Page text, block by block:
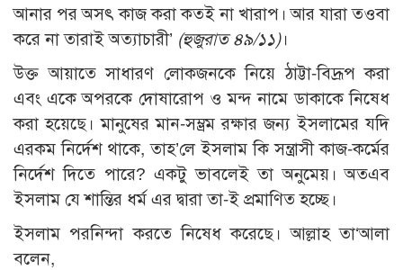
আনার পর অসৎ কাজ করা কতই না খারাপ। আর যারা তওবা
করে না তারাই অত্যাচারী’ (হুজুরাত ৪৯/১১)।
উক্ত আয়াতে সাধারণ লোকজনকে নিয়ে ঠাট্টা-বিদ্রূপ করা
এবং একে অপরকে দোষারোপ ও মন্দ নামে ডাকাকে নিষেধ
করা হয়েছে। মানুষের মান-সম্ভ্রম রক্ষার জন্য ইসলামের যদি
এরকম নির্দেশ থাকে, তাহ’লে ইসলাম কি সন্ত্রাসী কাজ-কর্মের
নির্দেশ দিতে পারে? একটু ভাবলেই তা অনুমেয়। অতএব
ইসলাম যে শান্তির ধর্ম এর দ্বারা তা-ই প্রমাণিত হচ্ছে।
ইসলাম পরনিন্দা করতে নিষেধ করেছে। আল্লাহ তা‘আলা
বলেন,